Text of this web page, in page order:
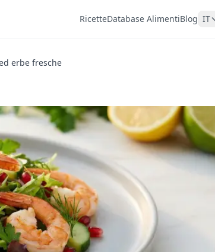
RicetteDatabase AlimentiBlog IT
erbe fresche